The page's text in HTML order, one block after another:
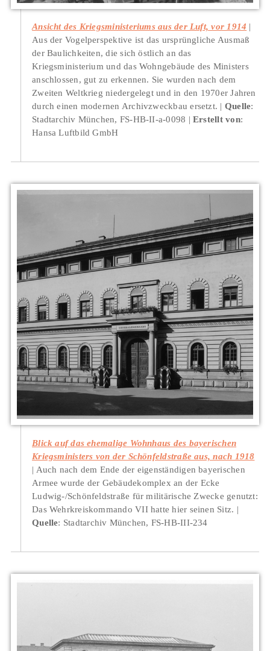
Ansicht des Kriegsministeriums aus der Luft, vor 1914
Aus der Vogelperspektive ist das ursprüngliche Ausmaß
der Baulichkeiten, die sich östlich an das
Kriegsministerium und das Wohngebäude des Ministers
anschlossen, gut zu erkennen. Sie wurden nach dem
Zweiten Weltkrieg niedergelegt und in den 1970er Jahren
durch einen modernen Archivzweckbau ersetzt.
Quelle:
Stadtarchiv München, FS-HB-II-a-0098
Erstellt von:
Hansa Luftbild GmbH
Blick auf das ehemalige Wohnhaus des bayerischen
Kriegsministers von der Schönfeldstraße aus, nach 1918
Auch nach dem Ende der eigenständigen bayerischen
Armee wurde der Gebäudekomplex an der Ecke
Ludwig-/Schönfeldstraße für militärische Zwecke genutzt:
Das Wehrkreiskommando VII hatte hier seinen Sitz.
Quelle: Stadtarchiv München, FS-HB-III-234